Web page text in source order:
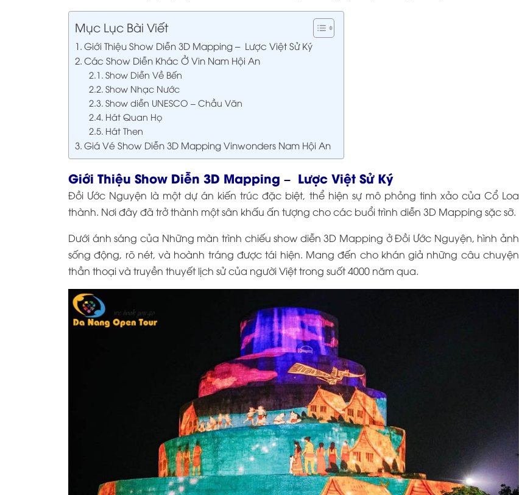
Mục Lục Bài Viết
Giới Thiệu Show Diễn 3D Mapping – Lược Việt Sử Ký
Các Show Diễn Khác Ở Vin Nam Hội An
Show Diễn Về Bến
Show Nhạc Nước
Show diễn UNESCO – Chầu Văn
Hát Quan Họ
Hát Then
Giá Vé Show Diễn 3D Mapping Vinwonders Nam Hội An
Giới Thiệu Show Diễn 3D Mapping – Lược Việt Sử Ký
Đồi Ước Nguyện là một dự án kiến trúc đặc biệt, thể hiện sự mô phỏng tinh xảo của Cổ Loa
thành. Nơi đây đã trở thành một sân khấu ấn tượng cho các buổi trình diễn 3D Mapping sặc sỡ.
Dưới ánh sáng của Những màn trình chiếu show diễn 3D Mapping ở Đồi Ước Nguyện, hình ảnh
sống động, rõ nét, và hoành tráng được tái hiện. Mang đến cho khán giả những câu chuyện
thần thoại và truyền thuyết lịch sử của người Việt trong suốt 4000 năm qua.